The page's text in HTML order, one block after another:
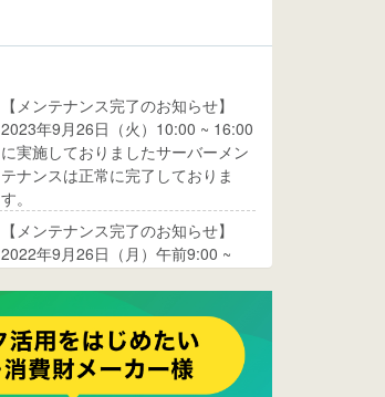
【メンテナンス完了のお知らせ】
2023年9月26日（火）10:00 ~ 16:00
に実施しておりましたサーバーメン
テナンスは正常に完了しておりま
す。
【メンテナンス完了のお知らせ】
2022年9月26日（月）午前9:00 ~
ります。
ウレコンでブログ掲載が始まりまし
た。ぜひご覧ください。